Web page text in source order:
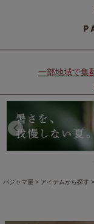
一部地域で集
パジャマ屋 アイテムから探す